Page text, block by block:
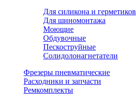
Для силикона и герметиков
Для шиномонтажа
Моющие
Обдувочные
Пескоструйные
Солидолонагнетатели
Фрезеры пневматические
Расходники и запчасти
Ремкомплекты